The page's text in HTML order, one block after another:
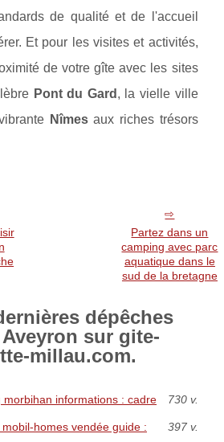
de qualité et de l'accueil
Et pour les visites et activités,
de votre gîte avec les sites
Pont du Gard , la vielle ville
Nîmesaux riches trésors
Partez dans un
camping avec parc
aquatique dans le
sud de la bretagne
dépêches
sur gite-
millau.com.
morbihan informations : cadre 730 v.
homes vendée guide :
397 v.